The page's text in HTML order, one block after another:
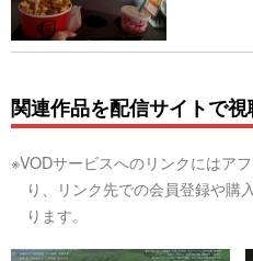
関連作品を配信サイトで視
※VODサービスへのリンクにはア
り、リンク先での会員登録や購
ります。